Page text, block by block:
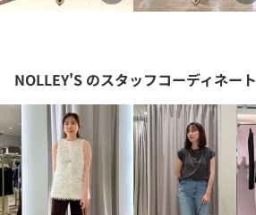
NOLLEY'S のスタッフコーディネート